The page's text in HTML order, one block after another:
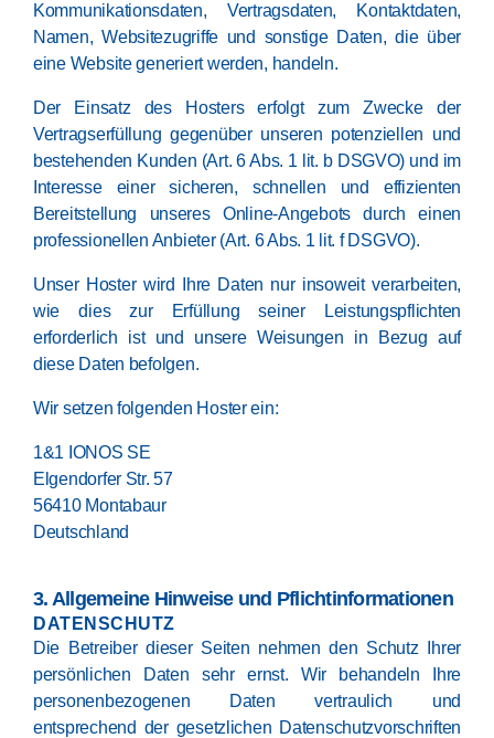
Kommunikationsdaten, Vertragsdaten, Kontaktdaten,
Namen, Websitezugriffe und sonstige Daten, die über
eine Website generiert werden, handeln.
Der Einsatz des Hosters erfolgt zum Zwecke der
Vertragserfüllung gegenüber unseren potenziellen und
bestehenden Kunden (Art. 6 Abs. 1 lit. b DSGVO) und im
Interesse einer sicheren, schnellen und effizienten
Bereitstellung unseres Online-Angebots durch einen
professionellen Anbieter (Art. 6 Abs. 1 lit. f DSGVO).
Unser Hoster wird Ihre Daten nur insoweit verarbeiten,
wie dies zur Erfüllung seiner Leistungspflichten
erforderlich ist und unsere Weisungen in Bezug auf
diese Daten befolgen.
Wir setzen folgenden Hoster ein:
1&1 IONOS SE
Elgendorfer Str. 57
56410 Montabaur
Deutschland
3. Allgemeine Hinweise und Pflicht­informationen
DATENSCHUTZ
Die Betreiber dieser Seiten nehmen den Schutz Ihrer
persönlichen Daten sehr ernst. Wir behandeln Ihre
personenbezogenen Daten vertraulich und
entsprechend der gesetzlichen Datenschutzvorschriften